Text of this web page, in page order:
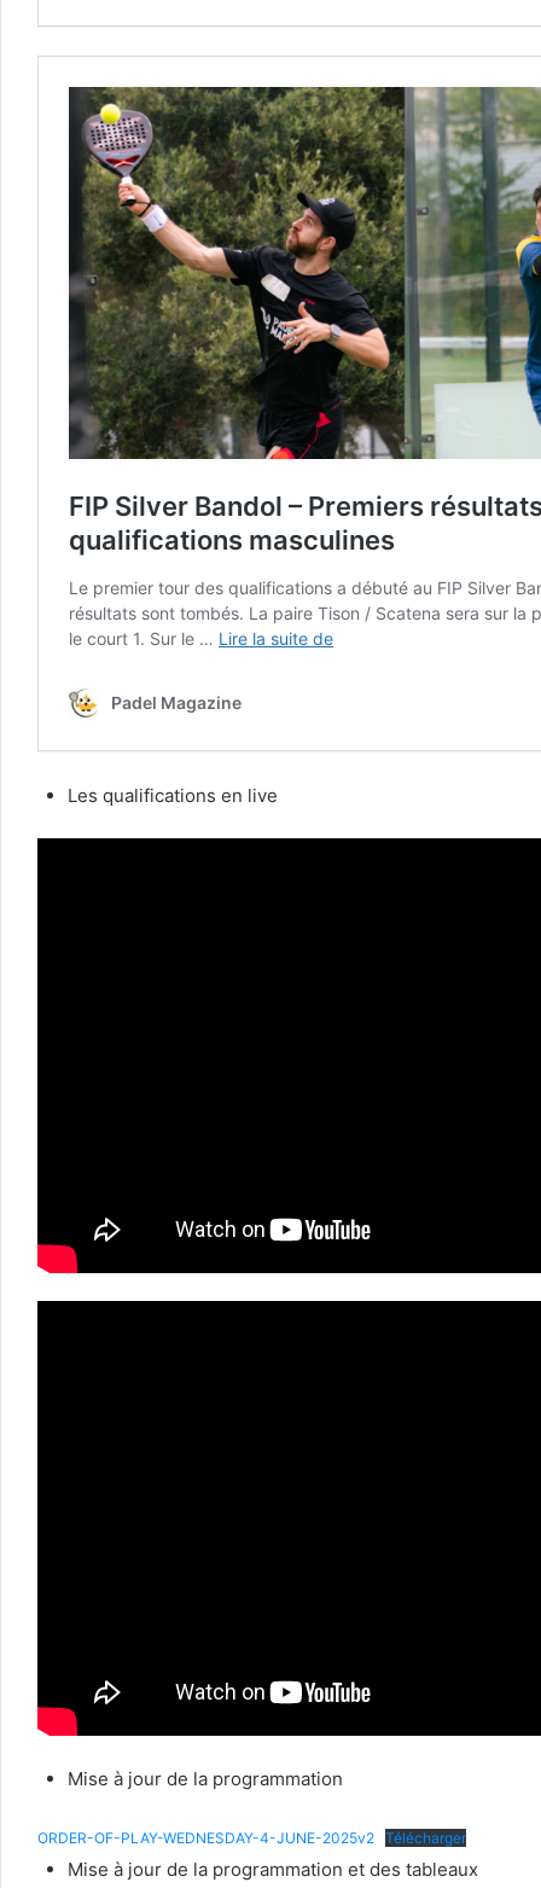
Les qualifications en live
Mise à jour de la programmation
ORDER-OF-PLAY-WEDNESDAY-4-JUNE-2025v2 Télécharger
Mise à jour de la programmation et des tableaux